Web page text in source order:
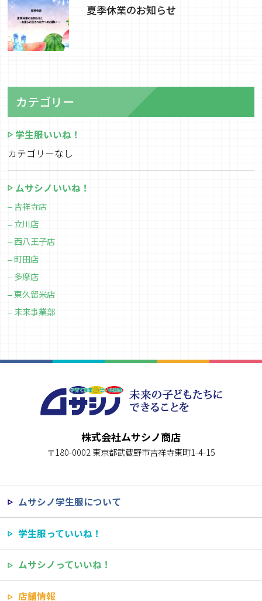
夏季休業のお知らせ
カテゴリー
学生服いいね！
カテゴリーなし
ムサシノいいね！
吉祥寺店
立川店
西八王子店
町田店
多摩店
東久留米店
未来事業部
株式会社ムサシノ商店
〒180-0002 東京都武蔵野市吉祥寺東町1-4-15
ムサシノ学生服について
学生服っていいね！
ムサシノっていいね！
店舗情報